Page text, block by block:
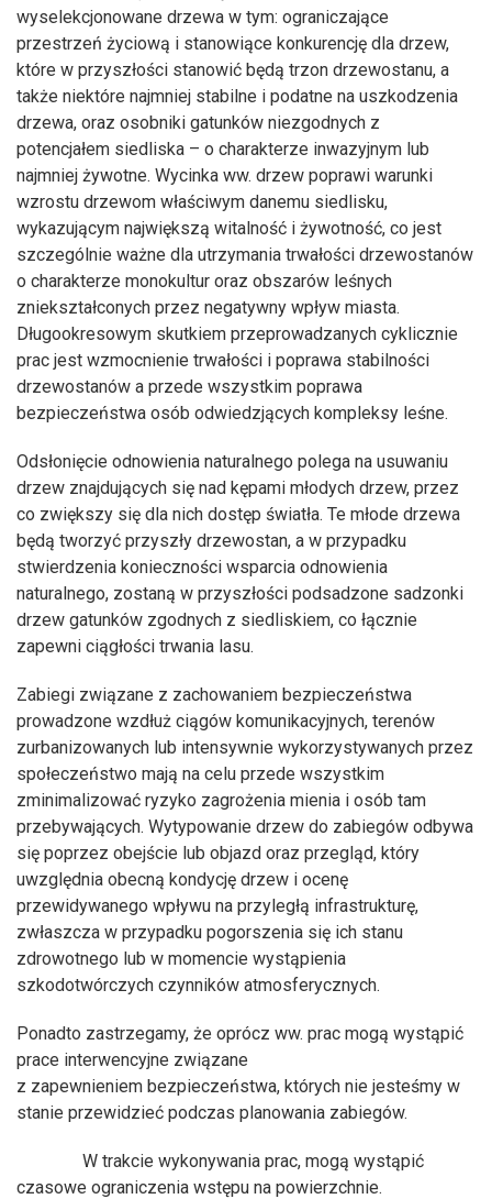
wyselekcjonowane drzewa w tym: ograniczające
przestrzeń życiową i stanowiące konkurencję dla drzew,
które w przyszłości stanowić będą trzon drzewostanu, a
także niektóre najmniej stabilne i podatne na uszkodzenia
drzewa, oraz osobniki gatunków niezgodnych z
potencjałem siedliska – o charakterze inwazyjnym lub
najmniej żywotne. Wycinka ww. drzew poprawi warunki
wzrostu drzewom właściwym danemu siedlisku,
wykazującym największą witalność i żywotność, co jest
szczególnie ważne dla utrzymania trwałości drzewostanów
o charakterze monokultur oraz obszarów leśnych
zniekształconych przez negatywny wpływ miasta.
Długookresowym skutkiem przeprowadzanych cyklicznie
prac jest wzmocnienie trwałości i poprawa stabilności
drzewostanów a przede wszystkim poprawa
bezpieczeństwa osób odwiedzjących kompleksy leśne.
Odsłonięcie odnowienia naturalnego polega na usuwaniu
drzew znajdujących się nad kępami młodych drzew, przez
co zwiększy się dla nich dostęp światła. Te młode drzewa
będą tworzyć przyszły drzewostan, a w przypadku
stwierdzenia konieczności wsparcia odnowienia
naturalnego, zostaną w przyszłości podsadzone sadzonki
drzew gatunków zgodnych z siedliskiem, co łącznie
zapewni ciągłości trwania lasu.
Zabiegi związane z zachowaniem bezpieczeństwa
prowadzone wzdłuż ciągów komunikacyjnych, terenów
zurbanizowanych lub intensywnie wykorzystywanych przez
społeczeństwo mają na celu przede wszystkim
zminimalizować ryzyko zagrożenia mienia i osób tam
przebywających. Wytypowanie drzew do zabiegów odbywa
się poprzez obejście lub objazd oraz przegląd, który
uwzględnia obecną kondycję drzew i ocenę
przewidywanego wpływu na przyległą infrastrukturę,
zwłaszcza w przypadku pogorszenia się ich stanu
zdrowotnego lub w momencie wystąpienia
szkodotwórczych czynników atmosferycznych.
Ponadto zastrzegamy, że oprócz ww. prac mogą wystąpić
prace interwencyjne związane
z zapewnieniem bezpieczeństwa, których nie jesteśmy w
stanie przewidzieć podczas planowania zabiegów.
W trakcie wykonywania prac, mogą wystąpić
czasowe ograniczenia wstępu na powierzchnie.